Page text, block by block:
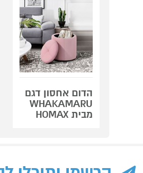
הדום אחסון דגם
WHAKAMARU
מבית HOMAX